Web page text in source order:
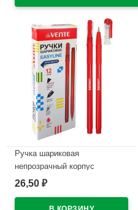
Ручка шариковая
непрозрачный корпус
(deVENTE) Простые линии
игла красный корпус
26,50 ₽